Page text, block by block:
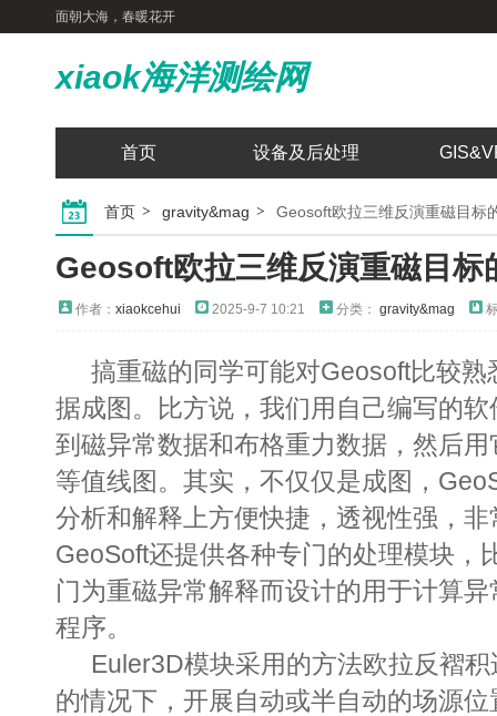
面朝大海，春暖花开
xiaok海洋测绘网
首页 设备及后处理
首页 gravity&mag Geosoft欧拉三维反演重磁目标
Geosoft欧拉三维反演重磁目标
作者： xiaokcehui 2025-9-7 10:21 分类： gravity&mag
搞重磁的同学可能对Geosoft比较
据成图。比方说，我们用自己编写的
到磁异常数据和布格重力数据 ，然后
等值线图。其实，不仅仅是成图，
分析和解释上方便快捷，透视性强，
GeoSoft还提供各种专门的处理模块，
门为重磁异常解释而设计的用于计算
程序。
Euler3D模块采用的方法欧拉反褶
的情况下，开展自动或半自动的场源